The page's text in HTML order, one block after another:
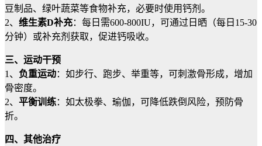
豆制品、绿叶蔬菜等食物补充，必要时使用钙剂。
2、 维生素D补充：每日需600-800IU，可通过日晒（每日15-30
分钟）或补充剂获取，促进钙吸收。
三、运动干预
1、 负重运动：如步行、跑步、举重等，可刺激骨形成，增加
骨密度。
2、 平衡训练：如太极拳、瑜伽，可降低跌倒风险，预防骨
折。
四、其他治疗